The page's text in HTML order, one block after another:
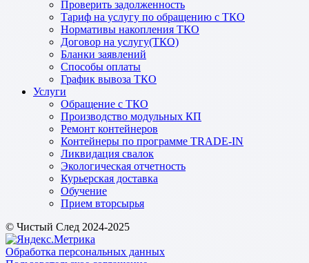
Проверить задолженность
Тариф на услугу по обращению с ТКО
Нормативы накопления ТКО
Договор на услугу(ТКО)
Бланки заявлений
Способы оплаты
График вывоза ТКО
Услуги
Обращение с ТКО
Производство модульных КП
Ремонт контейнеров
Контейнеры по программе TRADE-IN
Ликвидация свалок
Экологическая отчетность
Курьерская доставка
Обучение
Прием вторсырья
© Чистый След 2024-2025
Обработка персональных данных